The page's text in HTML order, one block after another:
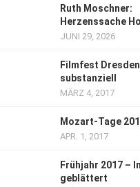
Ruth Moschner:
Herzenssache
JUNI 29, 2026
Filmfest
substanziell
MÄRZ 4, 2017
Mozart-Tage
APR. 1, 2017
Frühjahr 2017 –
geblättert